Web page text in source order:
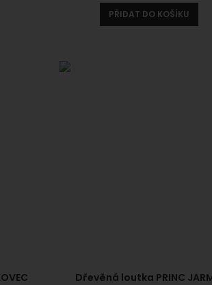
PŘIDAT DO KOŠÍKU
Dřevěná loutka PRINC